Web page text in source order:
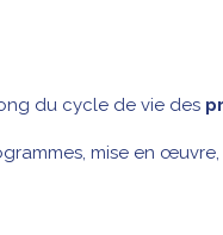
du cycle de vie des
mise en